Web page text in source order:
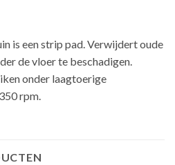
is een strip pad. Verwijdert oude
de vloer te beschadigen.
onder laagtoerige
rpm.